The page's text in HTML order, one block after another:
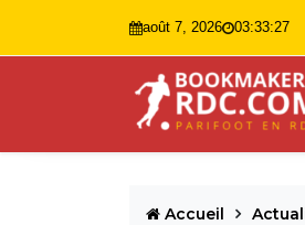
août 7, 2026 03:33:28
Accueil